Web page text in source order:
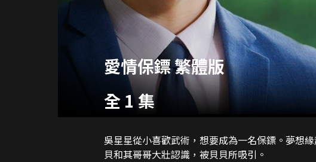
愛情保鏢 繁體版
全 1 集
吳星星從小喜歡武術，想要成為一名保鏢。夢想
貝和其哥哥大壯認識，被貝貝所吸引。